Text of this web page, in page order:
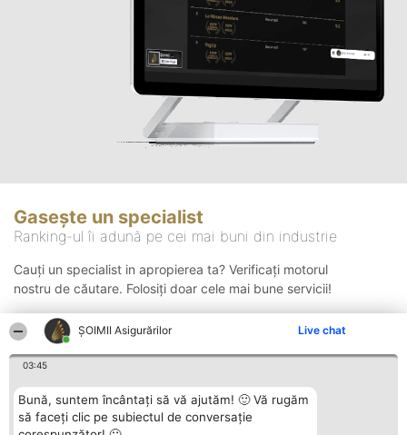
ȘOIMII Asigurărilor Live chat
03:45
Bună, suntem încântați să vă ajutăm! 🙂 Vă rugăm
să faceți clic pe subiectul de conversație
Gasește un specialist
Ranking-ul îi adună pe cei mai buni din industrie
Cauți un specialist in apropierea ta? Verificați motorul
nostru de căutare. Folosiți doar cele mai bune servicii!